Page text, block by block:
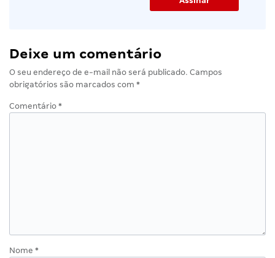
Deixe um comentário
O seu endereço de e-mail não será publicado. Campos
obrigatórios são marcados com *
Comentário *
Nome *